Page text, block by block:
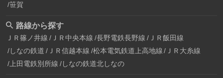
笹賀
路線から探す
ＪＲ篠ノ井線 ＪＲ中央本線 長野電鉄長野線 ＪＲ飯田線
しなの鉄道 ＪＲ信越本線 松本電気鉄道上高地線
ＪＲ大糸線
上田電鉄別所線 しなの鉄道北しなの